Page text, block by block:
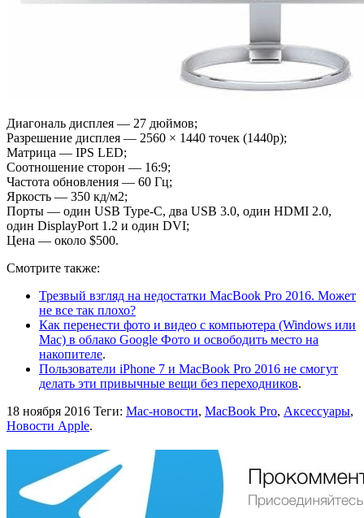
Диагональ дисплея — 27 дюймов;
Разрешение дисплея — 2560 × 1440 точек (1440p);
Матрица — IPS LED;
Соотношение сторон — 16:9;
Частота обновления — 60 Гц;
Яркость — 350 кд/м2;
Порты — один USB Type-C, два USB 3.0, один HDMI 2.0,
один DisplayPort 1.2 и один DVI;
Цена — около $500.
Смотрите также:
Трезвый взгляд на недостатки MacBook Pro 2016. Может
не все так плохо?
Как перенести фото и видео с компьютера (Windows или
Mac) в облако Google Фото и освободить место на
накопителе.
Пользователи iPhone 7 и MacBook Pro 2016 не смогут
делать эти привычные вещи без переходников.
18 ноября 2016 Теги: Mac-новости, MacBook Pro, Аксессуары,
Новости Apple.